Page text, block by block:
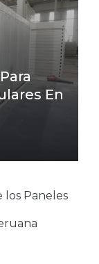
En
los Paneles